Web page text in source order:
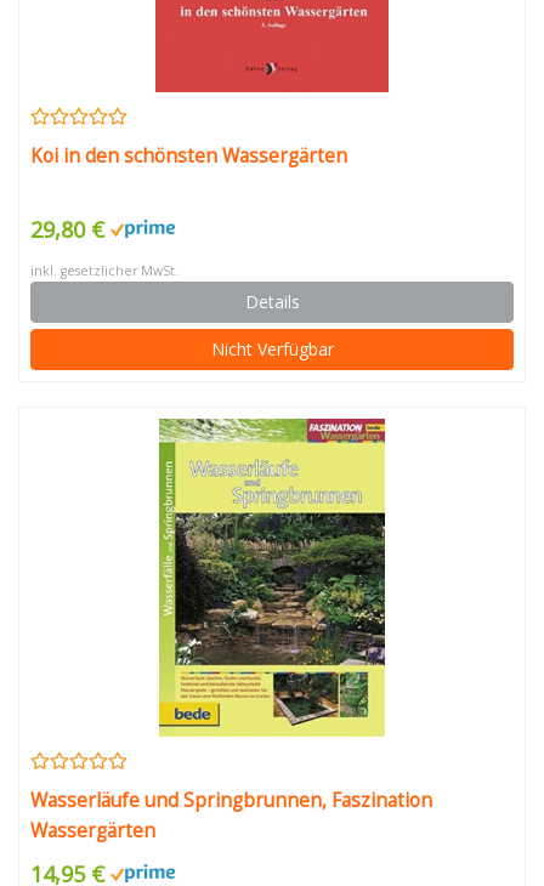
Koi in den schönsten Wassergärten
29,80 €
inkl. gesetzlicher MwSt.
Details
Nicht Verfügbar
Wasserläufe und Springbrunnen, Faszination
Wassergärten
14,95 €